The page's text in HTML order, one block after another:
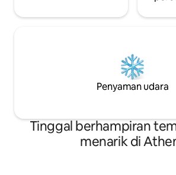
Penyaman udara
Tinggal berhampiran
menarik di